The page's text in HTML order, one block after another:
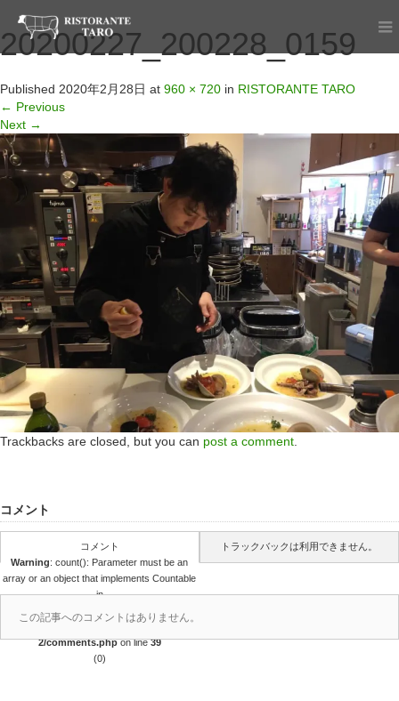
20200227_200228_0159
Published 2020年2月28日 at 960 × 720 in RISTORANTE TARO
← Previous
Next →
Trackbacks are closed, but you can post a comment
コメント
コメント
Warning: count(): Parameter must be an
array or an object that implements Countable
in
/home/r4688280/public_html/takedataro.c
om/wp-content/themes/amore_tcd028-
2/comments.phpon line39
(0)
トラックバックは利用できません。
この記事へのコメントはありません。